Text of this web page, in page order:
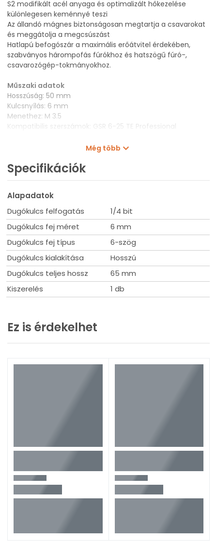
S2 modifikált acél anyaga és optimalizált hőkezelése
különlegesen keménnyé teszi
Az állandó mágnes biztonságosan megtartja a csavarokat
és meggátolja a megcsúszást
Hatlapú befogószár a maximális erőátvitel érdekében,
szabványos hárompofás fúrókhoz és hatszögű fúró-,
csavarozógép-tokmányokhoz.
Műszaki adatok
Hosszúság: 50 mm
Kulcsnyílás: 6 mm
Menethez: M 3.5
Kompatibilis szerszámok: GSR 6-25 TE Professional
Kapcsolódó cikkek
Dugókulcs méret útmutató
2026. jan. 23.
Mire figyelj vásárlás előtt?
Tovább olvasom
Még több
Specifikációk
Alapadatok
Dugókulcs felfogatás
1/4 bit
Dugókulcs fej méret
6 mm
Dugókulcs fej típus
6-szög
Dugókulcs kialakítása
Hosszú
Dugókulcs teljes hossz
65 mm
Kiszerelés
1 db
Ez is érdekelhet